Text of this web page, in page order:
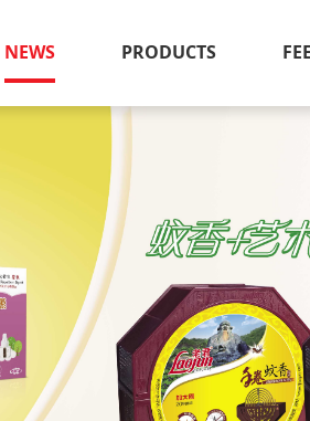
NEWS PRODUCTS